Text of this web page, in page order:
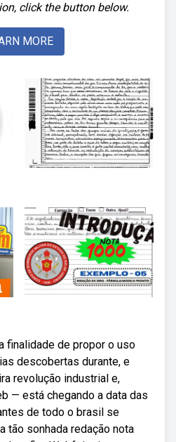
click the button below.
MORE
finalidade de propor o uso
descobertas durante, e
revolução industrial e,
— está chegando a data das
de todo o brasil se
tão sonhada redação nota